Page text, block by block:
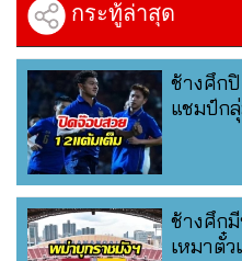
กระทู้ล่าสุด
ช้างศึก
แชมป์ก
ช้างศึก
เหมาตั๋ว